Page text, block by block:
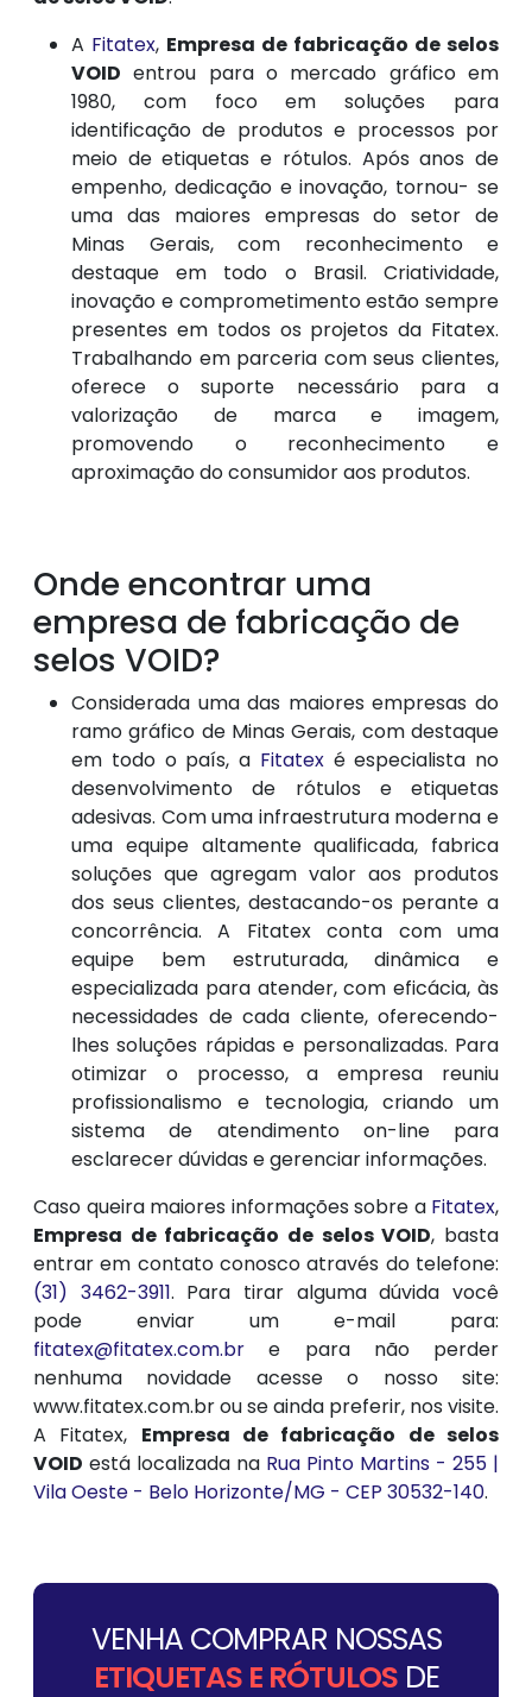
A Fitatex, Empresa de fabricação de selos
VOID entrou para o mercado gráfico em
1980, com foco em soluções para
identificação de produtos e processos por
meio de etiquetas e rótulos. Após anos de
empenho, dedicação e inovação, tornou- se
uma das maiores empresas do setor de
Minas Gerais, com reconhecimento e
destaque em todo o Brasil. Criatividade,
inovação e comprometimento estão sempre
presentes em todos os projetos da Fitatex.
Trabalhando em parceria com seus clientes,
oferece o suporte necessário para a
valorização de marca e imagem,
promovendo o reconhecimento e
aproximação do consumidor aos produtos.
Onde encontrar uma
empresa de fabricação de
selos VOID?
Considerada uma das maiores empresas do
ramo gráfico de Minas Gerais, com destaque
em todo o país, a Fitatexé especialista no
desenvolvimento de rótulos e etiquetas
adesivas. Com uma infraestrutura moderna e
uma equipe altamente qualificada, fabrica
soluções que agregam valor aos produtos
dos seus clientes, destacando-os perante a
concorrência. A Fitatex conta com uma
equipe bem estruturada, dinâmica e
especializada para atender, com eficácia, às
necessidades de cada cliente, oferecendo-
lhes soluções rápidas e personalizadas. Para
otimizar o processo, a empresa reuniu
profissionalismo e tecnologia, criando um
sistema de atendimento on-line para
esclarecer dúvidas e gerenciar informações.
Caso queira maiores informações sobre a Fitatex,
Empresa de fabricação de selos VOID, basta
entrar em contato conosco através do telefone:
(31) 3462-3911. Para tirar alguma dúvida você
pode enviar um e-mail para:
fitatex@fitatex.com.br e para não perder
nenhuma novidade acesse o nosso site:
www.fitatex.com.br ou se ainda preferir, nos visite.
A Fitatex, Empresa de fabricação de selos
VOID está localizada na Rua Pinto Martins - 255 |
Vila Oeste - Belo Horizonte/MG - CEP 30532-140.
VENHA COMPRAR NOSSAS
ETIQUETAS E RÓTULOSDE